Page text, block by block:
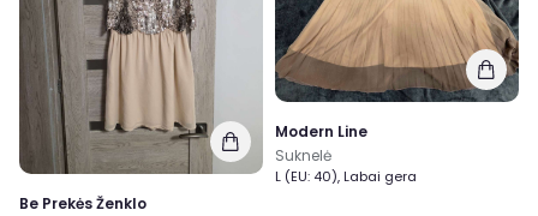
Be Prekės Ženklo
Modern Line
Suknelė
L (EU: 40), Labai gera